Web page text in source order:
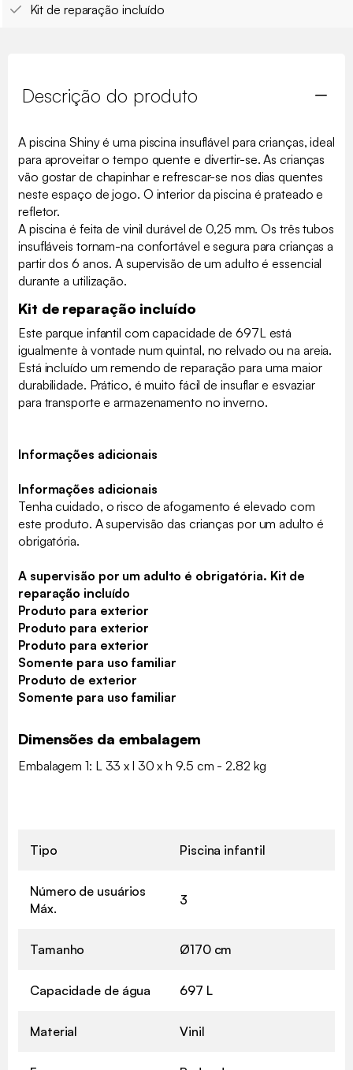
Kit de reparação incluído
Descrição do produto
A piscina Shiny é uma piscina insuflável para crianças, ideal
para aproveitar o tempo quente e divertir-se. As crianças
vão gostar de chapinhar e refrescar-se nos dias quentes
neste espaço de jogo. O interior da piscina é prateado e
refletor.
A piscina é feita de vinil durável de 0,25 mm. Os três tubos
insufláveis tornam-na confortável e segura para crianças a
partir dos 6 anos. A supervisão de um adulto é essencial
durante a utilização.
Kit de reparação incluído
Este parque infantil com capacidade de 697L está
igualmente à vontade num quintal, no relvado ou na areia.
Está incluído um remendo de reparação para uma maior
durabilidade. Prático, é muito fácil de insuflar e esvaziar
para transporte e armazenamento no inverno.
Informações adicionais
Informações adicionais
Tenha cuidado, o risco de afogamento é elevado com
este produto. A supervisão das crianças por um adulto é
obrigatória.
A supervisão por um adulto é obrigatória. Kit de
reparação incluído
Produto para exterior
Produto para exterior
Produto para exterior
Somente para uso familiar
Produto de exterior
Somente para uso familiar
Dimensões da embalagem
Embalagem 1: L 33 x l 30 x h 9.5 cm - 2.82 kg
Tipo Piscina infantil
Número de usuários
Máx.
3
Tamanho Ø170 cm
Capacidade de água 697 L
Material Vinil